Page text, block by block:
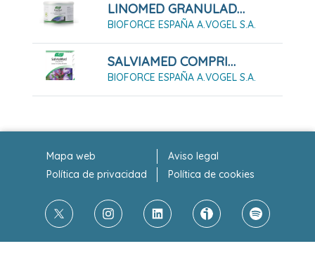
LINOMED GRANULADO 70G
BIOFORCE ESPAÑA A.VOGEL S.A.
SALVIAMED COMPRIMIDOS, 30 COMPRIMIDOS
BIOFORCE ESPAÑA A.VOGEL S.A.
Mapa web
Aviso legal
Política de privacidad
Política de cookies